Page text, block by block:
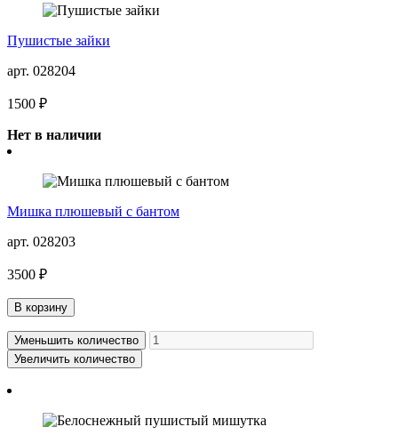
Пушистые зайки
арт. 028204
1500 ₽
Нет в наличии
Мишка плюшевый с бантом
арт. 028203
3500 ₽
В корзину
Уменьшить количество
Увеличить количество